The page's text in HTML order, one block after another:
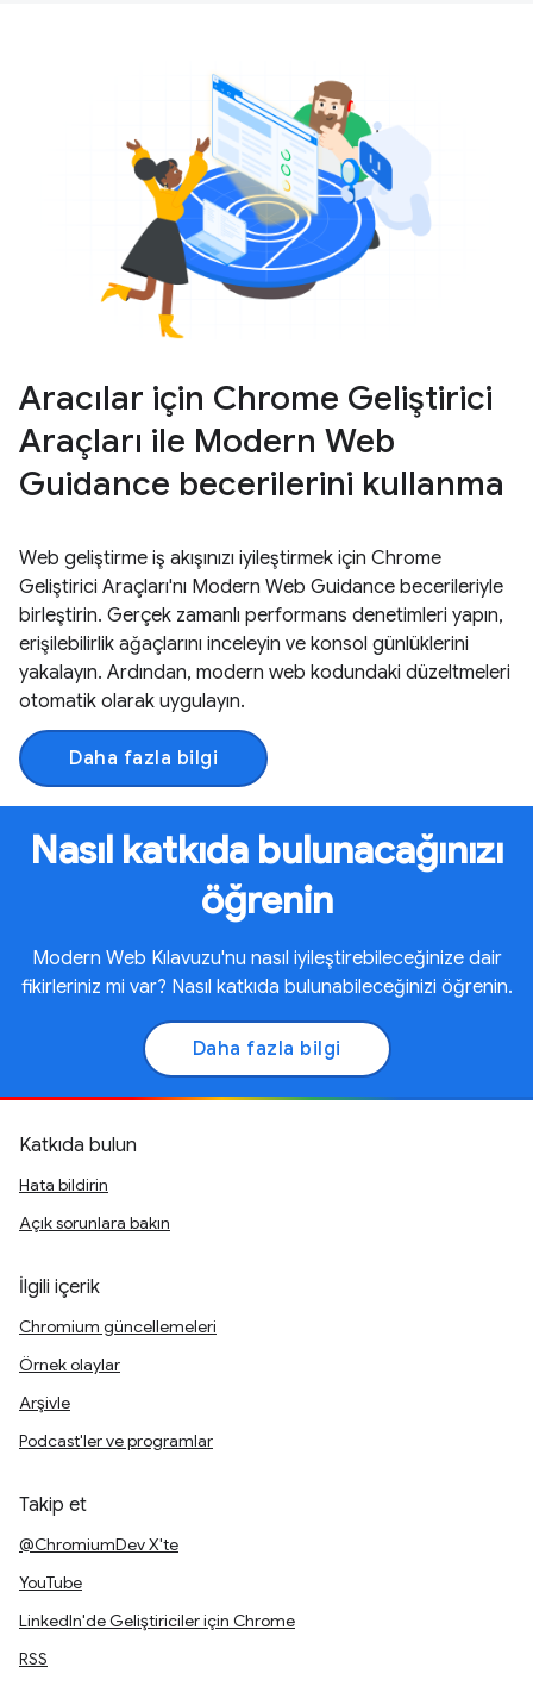
Aracılar için Chrome Geliştirici
Araçları ile Modern Web
Guidance becerilerini kullanma
Web geliştirme iş akışınızı iyileştirmek için Chrome
Geliştirici Araçları'nı Modern Web Guidance becerileriyle
birleştirin. Gerçek zamanlı performans denetimleri yapın,
erişilebilirlik ağaçlarını inceleyin ve konsol günlüklerini
yakalayın. Ardından, modern web kodundaki düzeltmeleri
otomatik olarak uygulayın.
Daha fazla bilgi
Nasıl katkıda bulunacağınızı
öğrenin
Modern Web Kılavuzu'nu nasıl iyileştirebileceğinize dair
fikirleriniz mi var? Nasıl katkıda bulunabileceğinizi öğrenin.
Daha fazla bilgi
Katkıda bulun
Hata bildirin
Açık sorunlara bakın
İlgili içerik
Chromium güncellemeleri
Örnek olaylar
Arşivle
Podcast'ler ve programlar
Takip et
@ChromiumDev X'te
YouTube
LinkedIn'de Geliştiriciler için Chrome
RSS